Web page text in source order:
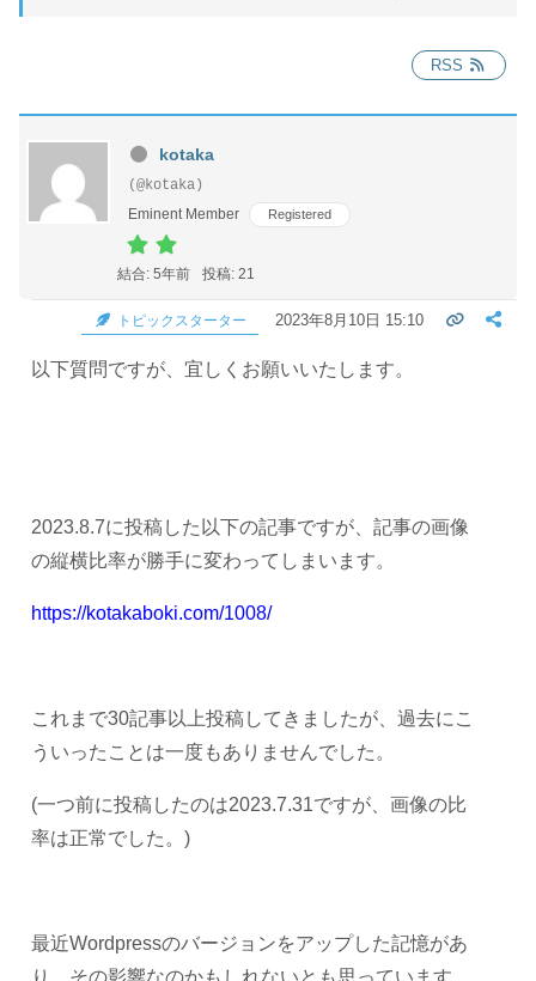
RSS
kotaka
(@kotaka)
Eminent Member
Registered
結合: 5年前 投稿: 21
トピックスターター 2023年8月10日 15:10
以下質問ですが、宜しくお願いいたします。
2023.8.7に投稿した以下の記事ですが、記事の画像
の縦横比率が勝手に変わってしまいます。
https://kotakaboki.com/1008/
これまで30記事以上投稿してきましたが、過去にこ
ういったことは一度もありませんでした。
(一つ前に投稿したのは2023.7.31ですが、画像の比
率は正常でした。)
最近Wordpressのバージョンをアップした記憶があ
り、その影響なのかもしれないとも思っています